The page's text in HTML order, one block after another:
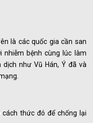
là các quốc gia cần san
nhiễm bệnh cùng lúc làm
như Vũ Hán, Ý đã và
thức đó để chống lại